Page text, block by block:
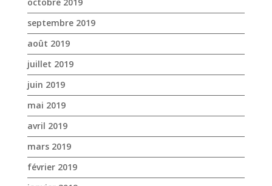
mai 2019
avril 2019
mars 2019
février 2019
janvier 2019
décembre 2018
novembre 2018
octobre 2018
septembre 2018